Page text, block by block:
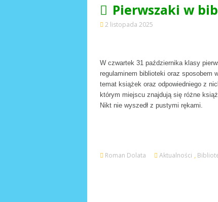
Pierwszaki w
2 listopada 2025
W czwartek 31 października klasy
regulaminem biblioteki oraz sposobem
temat książek oraz odpowiedniego z
którym miejscu znajdują się różne
Nikt nie wyszedł z pustymi rękami.
Roman Dolata Aktualności ,